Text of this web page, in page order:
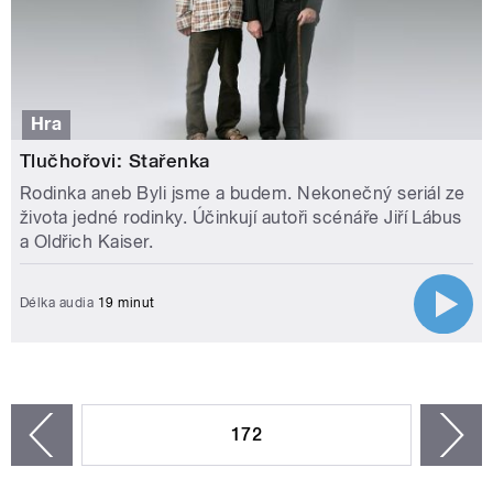
Hra
Tlučhořovi: Stařenka
Rodinka aneb Byli jsme a budem. Nekonečný seriál ze
života jedné rodinky. Účinkují autoři scénáře Jiří Lábus
a Oldřich Kaiser.
Délka audia 19 minut
172